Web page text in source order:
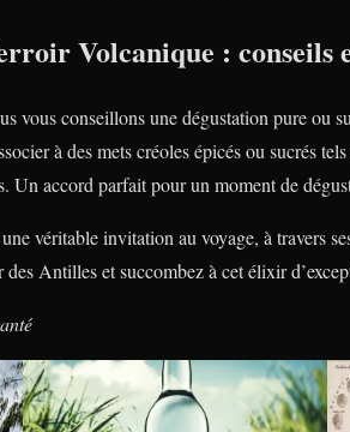
Volcanique : conseils
vous conseillons une dégustation pure ou
à des mets créoles épicés ou sucrés
Un accord parfait pour un moment de
véritable invitation au voyage, à travers
Antilles et succombez à cet élixir